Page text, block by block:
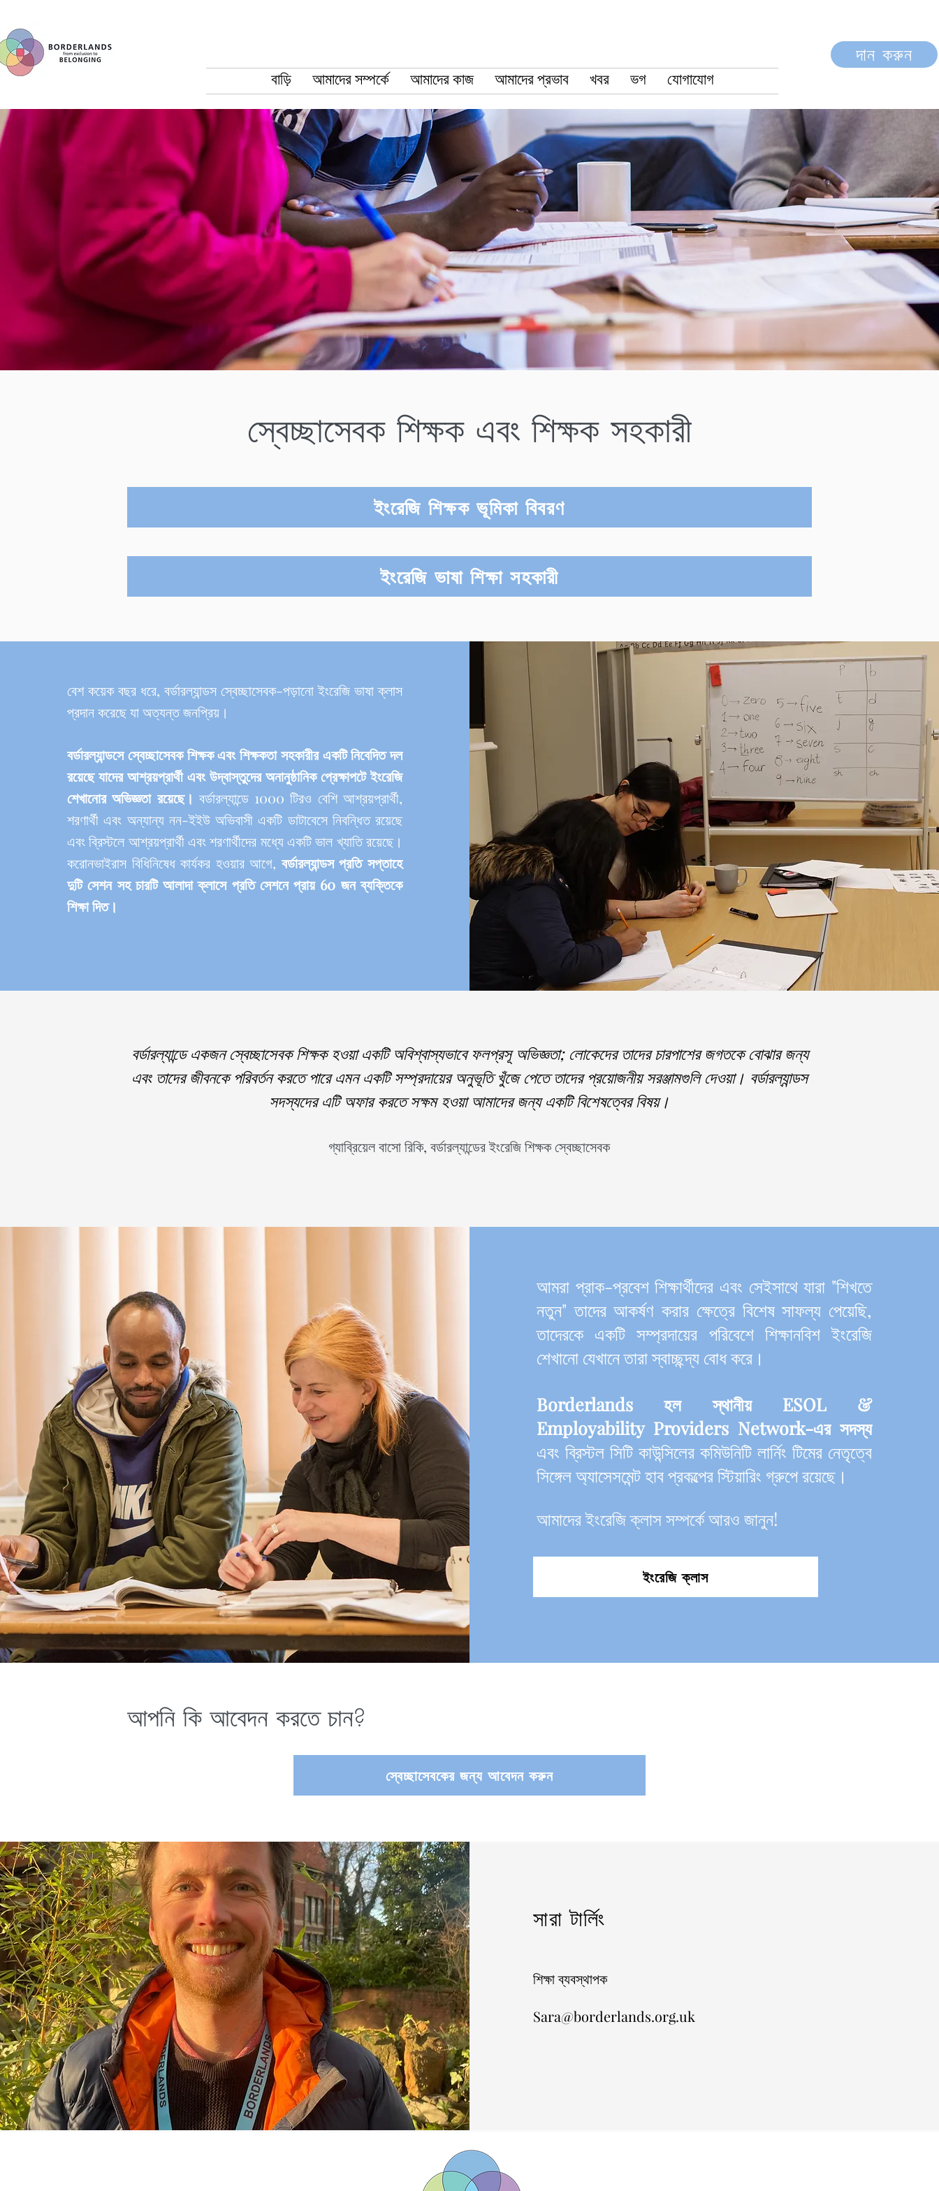
বাড়ি আমাদের সম্পর্কে আমাদের কাজ আমাদের প্রভাব খবর ভগ যোগাযোগ
দান করুন
স্বেচ্ছাসেবক শিক্ষক এবং শিক্ষক সহকারী
ইংরেজি শিক্ষক ভূমিকা বিবরণ
ইংরেজি ভাষা শিক্ষা সহকারী
বেশ কয়েক বছর ধরে, বর্ডারল্যান্ডস স্বেচ্ছাসেবক-পড়ানো ইংরেজি ভাষা ক্লাস
প্রদান করেছে যা অত্যন্ত জনপ্রিয়।
বর্ডারল্যান্ডসে স্বেচ্ছাসেবক শিক্ষক এবং শিক্ষকতা সহকারীর একটি নিবেদিত দল
রয়েছে যাদের আশ্রয়প্রার্থী এবং উদ্বাস্তুদের অনানুষ্ঠানিক প্রেক্ষাপটে ইংরেজি
শেখানোর অভিজ্ঞতা রয়েছে। বর্ডারল্যান্ডে 1000 টিরও বেশি আশ্রয়প্রার্থী,
শরণার্থী এবং অন্যান্য নন-ইইউ অভিবাসী একটি ডাটাবেসে নিবন্ধিত রয়েছে
এবং ব্রিস্টলে আশ্রয়প্রার্থী এবং শরণার্থীদের মধ্যে একটি ভাল খ্যাতি রয়েছে।
করোনভাইরাস বিধিনিষেধ কার্যকর হওয়ার আগে, বর্ডারল্যান্ডস প্রতি সপ্তাহে
দুটি সেশন সহ চারটি আলাদা ক্লাসে প্রতি সেশনে প্রায় 60 জন ব্যক্তিকে
শিক্ষা দিত।
বর্ডারল্যান্ডে একজন স্বেচ্ছাসেবক শিক্ষক হওয়া একটি অবিশ্বাস্যভাবে ফলপ্রসূ অভিজ্ঞতা; লোকেদের তাদের চারপাশের জগতকে বোঝার জন্য
এবং তাদের জীবনকে পরিবর্তন করতে পারে এমন একটি সম্প্রদায়ের অনুভূতি খুঁজে পেতে তাদের প্রয়োজনীয় সরঞ্জামগুলি দেওয়া। বর্ডারল্যান্ডস
সদস্যদের এটি অফার করতে সক্ষম হওয়া আমাদের জন্য একটি বিশেষত্বের বিষয়।
গ্যাব্রিয়েল বাসো রিকি, বর্ডারল্যান্ডের ইংরেজি শিক্ষক স্বেচ্ছাসেবক
আমরা প্রাক-প্রবেশ শিক্ষার্থীদের এবং সেইসাথে যারা "শিখতে
নতুন" তাদের আকর্ষণ করার ক্ষেত্রে বিশেষ সাফল্য পেয়েছি,
তাদেরকে একটি সম্প্রদায়ের পরিবেশে শিক্ষানবিশ ইংরেজি
শেখানো যেখানে তারা স্বাচ্ছন্দ্য বোধ করে।
Borderlands হল স্থানীয় ESOL &
Employability Providers Network-এর সদস্য
এবং ব্রিস্টল সিটি কাউন্সিলের কমিউনিটি লার্নিং টিমের নেতৃত্বে
সিঙ্গেল অ্যাসেসমেন্ট হাব প্রকল্পের স্টিয়ারিং গ্রুপে রয়েছে।
আমাদের ইংরেজি ক্লাস সম্পর্কে আরও জানুন!
ইংরেজি ক্লাস
আপনি কি আবেদন করতে চান?
স্বেচ্ছাসেবকের জন্য আবেদন করুন
সারা টার্লিং
শিক্ষা ব্যবস্থাপক
Sara@borderlands.org.uk